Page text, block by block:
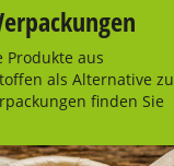
aus
als Alternative zu
finden Sie